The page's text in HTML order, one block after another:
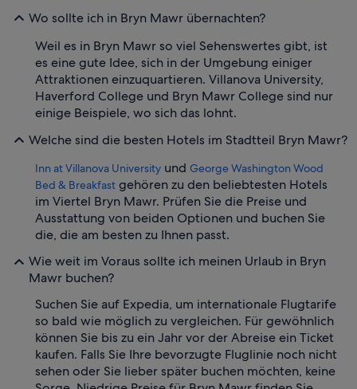
Wo sollte ich in Bryn Mawr übernachten?
Weil es in Bryn Mawr so viel Sehenswertes gibt, ist
es eine gute Idee, sich in der Umgebung einiger
Attraktionen einzuquartieren. Villanova University,
Haverford College und Bryn Mawr College sind nur
einige Beispiele, wo sich das lohnt.
Welche sind die besten Hotels im Stadtteil Bryn Mawr?
Inn at Villanova University und George Washington Wood
Bed & Breakfast gehören zu den beliebtesten Hotels
im Viertel Bryn Mawr. Prüfen Sie die Preise und
Ausstattung von beiden Optionen und buchen Sie
die, die am besten zu Ihnen passt.
Wie weit im Voraus sollte ich meinen Urlaub in Bryn
Mawr buchen?
Suchen Sie auf Expedia, um internationale Flugtarife
so bald wie möglich zu vergleichen. Für gewöhnlich
können Sie bis zu ein Jahr vor der Abreise ein Ticket
kaufen. Falls Sie Ihre bevorzugte Fluglinie noch nicht
sehen oder Sie lieber später buchen möchten, keine